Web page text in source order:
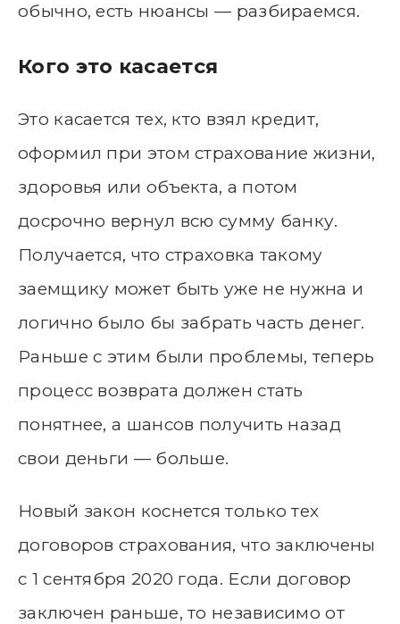
обычно, есть нюансы — разбираемся.
Кого это касается
Это касается тех, кто взял кредит,
оформил при этом страхование жизни,
здоровья или объекта, а потом
досрочно вернул всю сумму банку.
Получается, что страховка такому
заемщику может быть уже не нужна и
логично было бы забрать часть денег.
Раньше с этим были проблемы, теперь
процесс возврата должен стать
понятнее, а шансов получить назад
свои деньги — больше.
Новый закон коснется только тех
договоров страхования, что заключены
с 1 сентября 2020 года. Если договор
заключен раньше, то независимо от